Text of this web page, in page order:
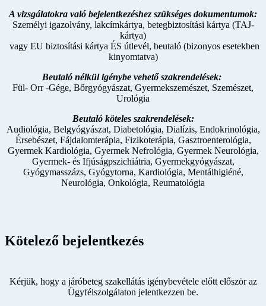
A vizsgálatokra való bejelentkezéshez szükséges dokumentumok:
Személyi igazolvány, lakcímkártya, betegbiztosítási kártya (TAJ-
kártya)
vagy EU biztosítási kártya ÉS útlevél, beutaló (bizonyos esetekben
kinyomtatva)
Beutaló nélkül igénybe vehető szakrendelések:
Fül- Orr -Gége, Bőrgyógyászat, Gyermekszemészet, Szemészet,
Urológia
Beutaló köteles szakrendelések:
Audiológia, Belgyógyászat, Diabetológia, Dialízis, Endokrinológia,
Érsebészet, Fájdalomterápia, Fizikoterápia, Gasztroenterológia,
Gyermek Kardiológia, Gyermek Nefrológia, Gyermek Neurológia,
Gyermek- és Ifjúságpszichiátria, Gyermekgyógyászat,
Gyógymasszázs, Gyógytorna, Kardiológia, Mentálhigiéné,
Neurológia, Onkológia, Reumatológia
Kötelező bejelentkezés
Kérjük, hogy a járóbeteg szakellátás igénybevétele előtt először az
Ügyfélszolgálaton jelentkezzen be.